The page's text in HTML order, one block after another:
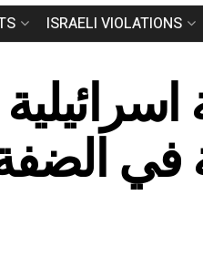
ISRAELI VIOLATIONS
في